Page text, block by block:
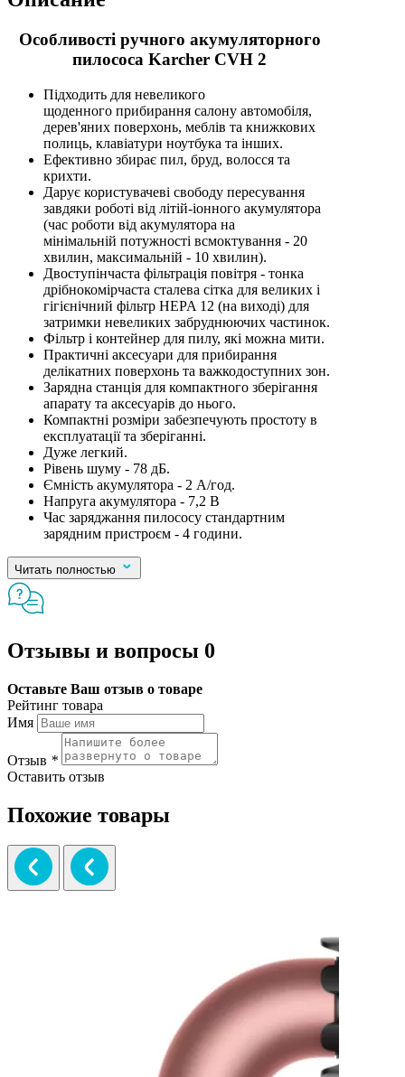
Особливості ручного акумуляторного
пилососа Karcher CVH 2
Підходить для невеликого
щоденного прибирання салону автомобіля,
дерев'яних поверхонь, меблів та книжкових
полиць, клавіатури ноутбука та інших.
Ефективно збирає пил, бруд, волосся та
крихти.
Дарує користувачеві свободу пересування
завдяки роботі від літій-іонного акумулятора
(час роботи від акумулятора на
мінімальній потужності всмоктування - 20
хвилин, максимальній - 10 хвилин).
Двоступінчаста фільтрація повітря - тонка
дрібнокомірчаста сталева сітка для великих і
гігієнічний фільтр HEPA 12 (на виході) для
затримки невеликих забруднюючих частинок.
Фільтр і контейнер для пилу, які можна мити.
Практичні аксесуари для прибирання
делікатних поверхонь та важкодоступних зон.
Зарядна станція для компактного зберігання
апарату та аксесуарів до нього.
Компактні розміри забезпечують простоту в
експлуатації та зберіганні.
Дуже легкий.
Рівень шуму - 78 дБ.
Ємність акумулятора - 2 А/год.
Напруга акумулятора - 7,2 В
Час заряджання пилососу стандартним
зарядним пристроєм - 4 години.
Читать полностью
Отзывы и вопросы 0
Оставьте Ваш отзыв о товаре
Рейтинг товара
Имя
Отзыв *
Оставить отзыв
Похожие товары